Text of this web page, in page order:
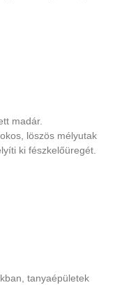
madár.
löszös mélyutak
ki fészkelőüregét.
tanyaépületek